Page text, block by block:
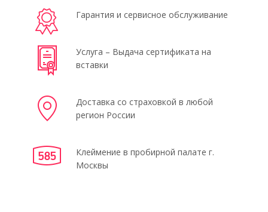
Гарантия и сервисное обслуживание
Услуга – Выдача сертификата на
вставки
Доставка со страховкой в любой
регион России
Клеймение в пробирной палате г.
Москвы